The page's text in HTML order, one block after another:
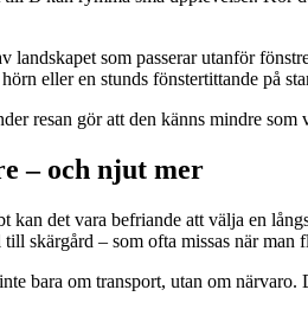
landskapet som passerar utanför
eller en stunds fönstertittande på
resan gör att den känns mindre som
– och njut mer
kan det vara befriande att välja en
skärgård – som ofta missas när man
bara om transport, utan om